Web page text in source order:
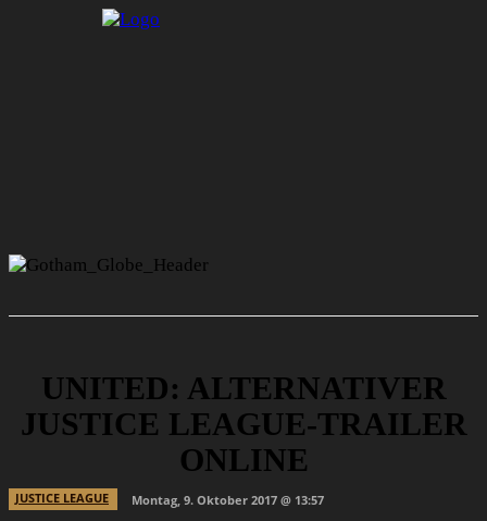
UNITED: ALTERNATIVER
JUSTICE LEAGUE-TRAILER
ONLINE
JUSTICE LEAGUE
Montag, 9. Oktober 2017 @ 13:57